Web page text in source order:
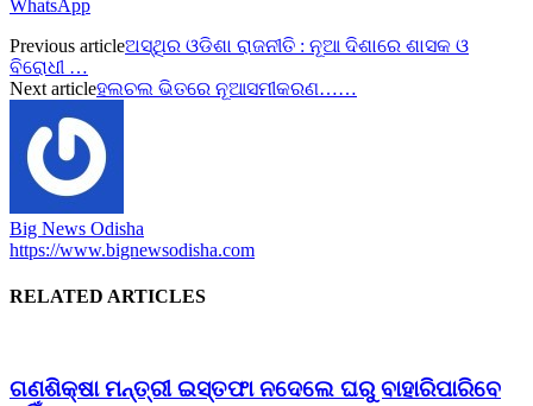
WhatsApp
Previous articleଅସ୍ଥିର ଓଡିଶା ରାଜନୀତି : ନୂଆ ଦିଶାରେ ଶାସକ ଓ
ବିରୋଧୀ …
Next articleହଲଚଲ ଭିତରେ ନୂଆସମୀକରଣ……
Big News Odisha
https://www.bignewsodisha.com
RELATED ARTICLES
ଗଣଶିକ୍ଷା ମନ୍ତ୍ରୀ ଇସ୍ତଫା ନଦେଲେ ଘରୁ ବାହାରିପାରିବେ